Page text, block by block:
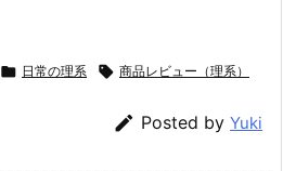
 日常の理系  商品レビュー（理系）
 Posted by Yuki